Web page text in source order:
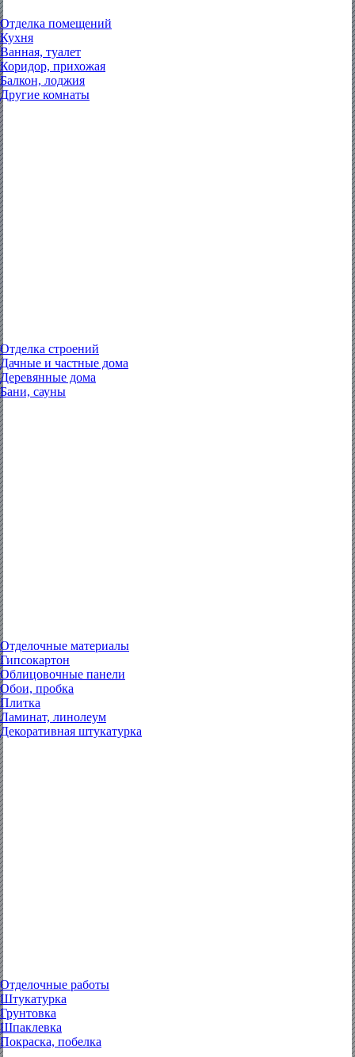
Отделка помещений
Кухня
Ванная, туалет
Коридор, прихожая
Балкон, лоджия
Другие комнаты
Отделка строений
Дачные и частные дома
Деревянные дома
Бани, сауны
Отделочные материалы
Гипсокартон
Облицовочные панели
Обои, пробка
Плитка
Ламинат, линолеум
Декоративная штукатурка
Отделочные работы
Штукатурка
Грунтовка
Шпаклевка
Покраска, побелка